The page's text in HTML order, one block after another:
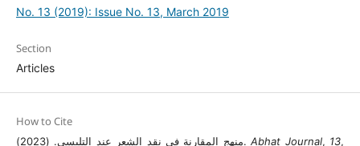
No. 13 (2019): Issue No. 13, March 2019
Section
Articles
How to Cite
منهج المقارنة في نقد الشعر عند التليسي. (2023).Abhat Journal, 13,